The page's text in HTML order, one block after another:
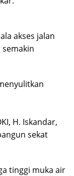
akses jalan
H. Iskandar,
sekat
tinggi muka air